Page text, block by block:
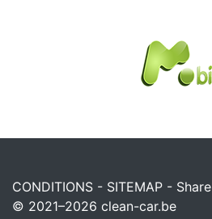
CONDITIONS - SITEMAP - Share
© 2021–2026 clean-car.be